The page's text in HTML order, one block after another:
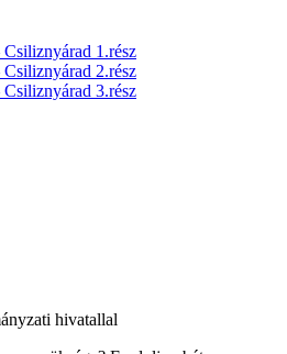
1.rész
2.rész
3.rész
hivatallal